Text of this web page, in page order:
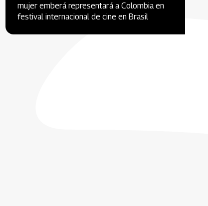
mujer emberá representará a Colombia en
festival internacional de cine en Brasil